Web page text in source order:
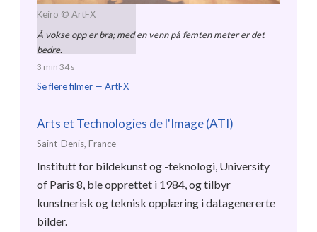
Keiro © ArtFX
Å vokse opp er bra; med en venn på femten meter er det
bedre.
3 min 34 s
Se flere filmer — ArtFX
Arts et Technologies de l'Image (ATI)
Saint-Denis, France
Institutt for bildekunst og -teknologi, University
of Paris 8, ble opprettet i 1984, og tilbyr
kunstnerisk og teknisk opplæring i datagenererte
bilder.